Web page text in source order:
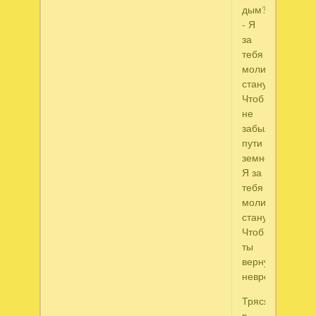
дым?
- Я
за
тебя
молиться
стану,
Чтоб
не
забыл
пути
земного,
Я за
тебя
молиться
стану,
Чтоб
ты
вернулся
невредим.
Трясясь